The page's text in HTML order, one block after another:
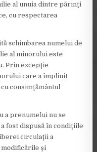
al unuia dintre părinţi
cu respectarea
schimbarea numelui de
al minorului este
Prin excepţie
care a împlinit
consimţământul
a prenumelui nu se
fost dispusă în condiţiile
circulaţii a
şi